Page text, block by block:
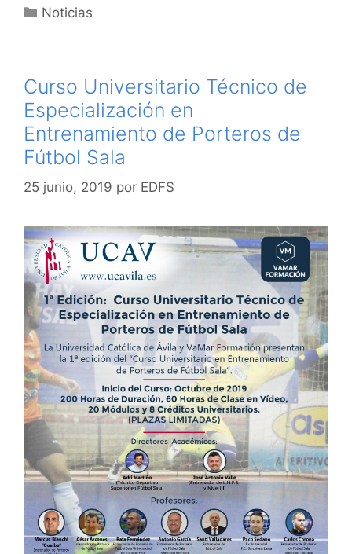
Categorías
Noticias
Curso Universitario Técnico de
Especialización en
Entrenamiento de Porteros de
Fútbol Sala
25 junio, 2019 por EDFS